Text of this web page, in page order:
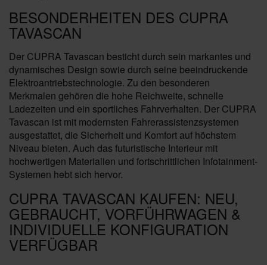
BESONDERHEITEN DES CUPRA
TAVASCAN
Der CUPRA Tavascan besticht durch sein markantes und
dynamisches Design sowie durch seine beeindruckende
Elektroantriebstechnologie. Zu den besonderen
Merkmalen gehören die hohe Reichweite, schnelle
Ladezeiten und ein sportliches Fahrverhalten. Der CUPRA
Tavascan ist mit modernsten Fahrerassistenzsystemen
ausgestattet, die Sicherheit und Komfort auf höchstem
Niveau bieten. Auch das futuristische Interieur mit
hochwertigen Materialien und fortschrittlichen Infotainment-
Systemen hebt sich hervor.
CUPRA TAVASCAN KAUFEN: NEU,
GEBRAUCHT, VORFÜHRWAGEN &
INDIVIDUELLE KONFIGURATION
VERFÜGBAR